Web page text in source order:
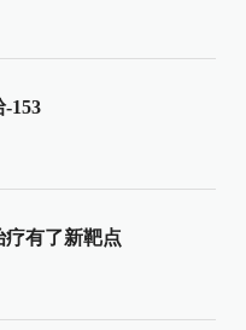
153
有了新靶点